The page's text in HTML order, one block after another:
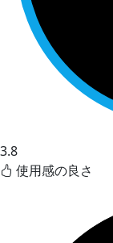
3.8
使用感の良さ